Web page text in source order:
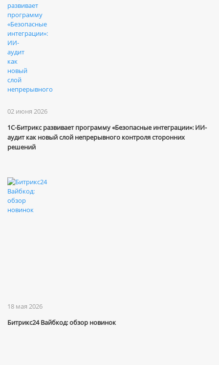
02 июня 2026
1С-Битрикс развивает программу «Безопасные интеграции»: ИИ-
аудит как новый слой непрерывного контроля сторонних
решений
18 мая 2026
Битрикс24 Вайбкод: обзор новинок